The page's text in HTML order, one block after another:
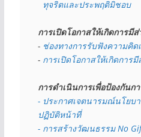
  ทุจริตและประพฤติมิชอบ
การเปิดโอกาสให้เกิดการมี
- ช่องทางการรับฟังความคิด
- การเปิดโอกาสให้เกิดการ
การดำเนินการเพื่อป้องกันก
- ประกาศเจตนารมณ์นโยบา
ปฏิบัติหน้าที่
- การสร้างวัฒนธรรม No